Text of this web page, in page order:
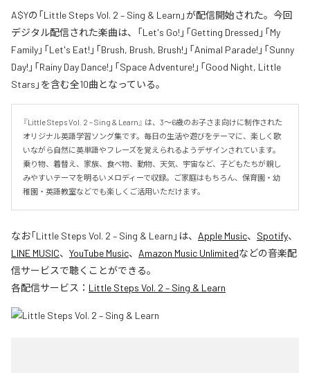
A$Yの「Little Steps Vol. 2 – Sing & Learn」が配信開始された。今回
デジタル配信された楽曲は、「Let's Go!」「Getting Dressed」「My
Family」「Let's Eat!」「Brush, Brush, Brush!」「Animal Parade!」「Sunny
Day!」「Rainy Day Dance!」「Space Adventure!」「Good Night, Little
Stars」を含む全10曲となっている。
『Little Steps Vol. 2 – Sing & Learn』 は、3〜6歳のお子さま向けに制作された
オリジナル英語学習ソング集です。毎日の生活や遊びをテーマに、楽しく歌
いながら自然に英単語やフレーズを覚えられるようデザインされています。
乗り物、着替え、家族、食べ物、動物、天気、宇宙など、子どもたちが親し
みやすいテーマを明るいメロディーで収録。ご家庭はもちろん、保育園・幼
稚園・英語教室などでも楽しくご活用いただけます。
なお「Little Steps Vol. 2 – Sing & Learn 」は、 Apple Music、 Spotify、
LINE MUSIC、 YouTube Music、 Amazon Music Unlimitedなどの音楽配
信サービスで聴くことができる。
各配信サービス： Little Steps Vol. 2 – Sing & Learn